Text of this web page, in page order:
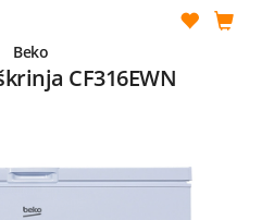
Beko
CF316EWN